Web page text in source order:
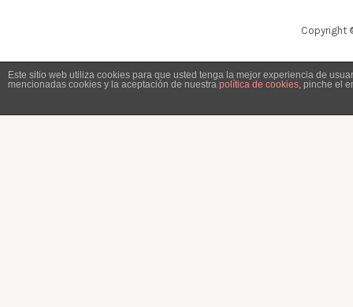
Copyright
Este sitio web utiliza cookies para que usted tenga la mejor experiencia de
mencionadas cookies y la aceptación de nuestra política de cookies, pinche el